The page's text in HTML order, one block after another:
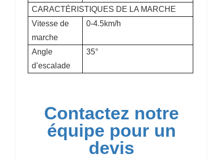
CARACTÉRISTIQUES DE LA MARCHE
Vitesse de
marche
0-4.5km/h
Angle
d’escalade
35°
Contactez notre
équipe pour un
devis